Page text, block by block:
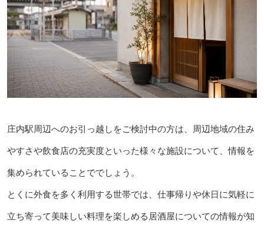
庄内駅周辺へのお引っ越しをご検討中の方は、周辺地域の住み
やすさや飲食店の充実度といった様々な施設について、情報を
集められていることででしょう。
とくに外食を多く利用する世帯では、仕事帰りや休日に気軽に
立ち寄って美味しい料理を楽しめる居酒屋についての情報が知